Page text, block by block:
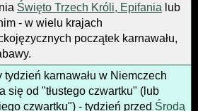
Święto Trzech Króli, Epifania lub
- w wielu krajach
początek karnawału,
tydzień karnawału w Niemczech
się od "tłustego czwartku" (lub
czwartku") - tydzień przed Środą